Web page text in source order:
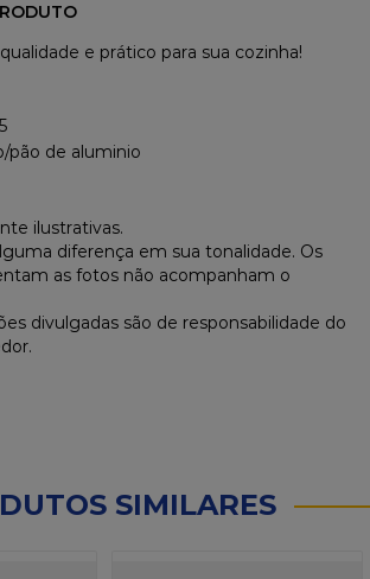
e prático para sua cozinha!
pão de aluminio
ilustrativas.
diferença em sua tonalidade. Os
as fotos não acompanham o
divulgadas são de responsabilidade do
SIMILARES